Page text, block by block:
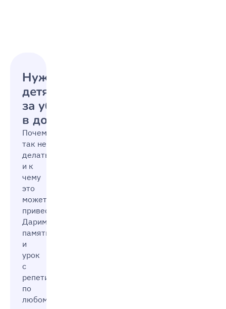
Нужно ли платить
детям
за уборку
в доме
Почему
так не стоит
делать
и к
чему
это
может
привести?
Дарим
памятку
и
урок
с
репетитором
по
любому